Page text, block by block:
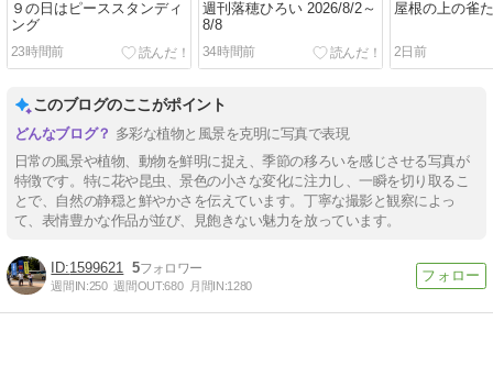
９の日はピーススタンディ
ング
23時間前
週刊落穂ひろい 2026/8/2～
8/8
34時間前
屋根の上の雀
2日前
このブログのここがポイント
多彩な植物と風景を克明に写真で表現
日常の風景や植物、動物を鮮明に捉え、季節の移ろいを感じさせる写真が
特徴です。特に花や昆虫、景色の小さな変化に注力し、一瞬を切り取るこ
とで、自然の静穏と鮮やかさを伝えています。丁寧な撮影と観察によっ
て、表情豊かな作品が並び、見飽きない魅力を放っています。
1599621 5
週間IN:250 週間OUT:680 月間IN:1280